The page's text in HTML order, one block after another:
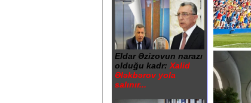
Eldar Əzizovun narazı
olduğu kadr: Xalid
Ələkbərov yola
salınır...